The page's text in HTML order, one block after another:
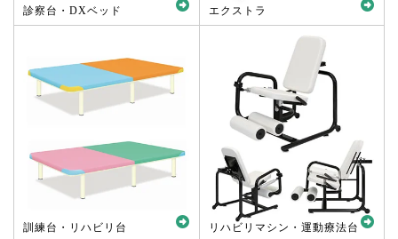
診察台・DXベッド エクストラ
訓練台・リハビリ台 リハビリマシン・運動療法台